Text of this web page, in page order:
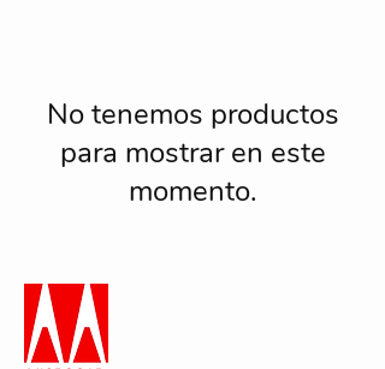
No tenemos productos
para mostrar en este
momento.